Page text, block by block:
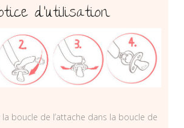
d’utilisation
la boucle de l’attache dans la boucle de